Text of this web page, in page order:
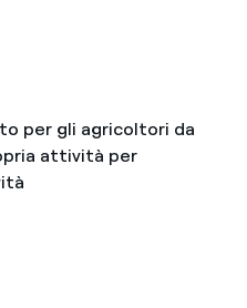
per gli agricoltori da
attività per